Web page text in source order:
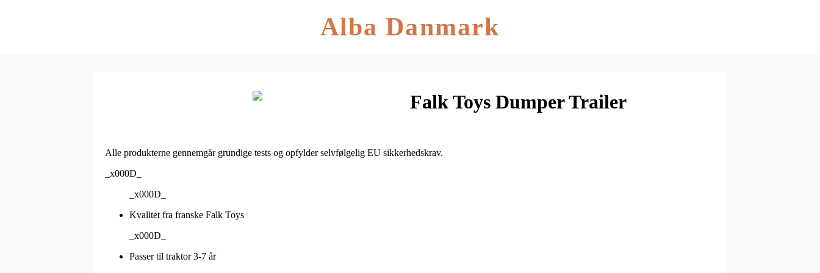
Alba Danmark
Falk Toys Dumper Trailer
Alle produkterne gennemgår grundige tests og opfylder selvfølgelig EU sikkerhedskrav.
_x000D_
_x000D_
Kvalitet fra franske Falk Toys
_x000D_
Passer til traktor 3-7 år